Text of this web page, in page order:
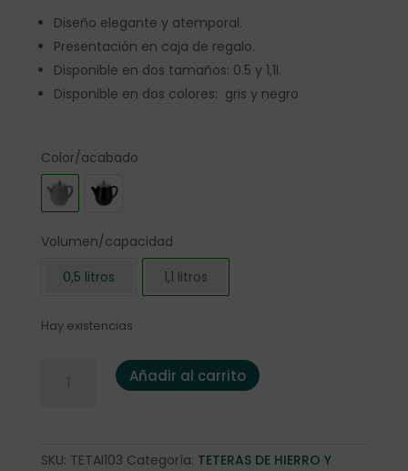
Diseño elegante y atemporal.
Presentación en caja de regalo.
Disponible en dos tamaños: 0.5 y 1,1l.
Disponible en dos colores: gris y negro
Color/acabado
Volumen/capacidad
0,5 litros
1,1 litros
Hay existencias
Tetera Bredemeijer "Eva" 1,1l. acero inox doble pared
Añadir al carrito
SKU: TETAI103 Categoría: TETERAS DE HIERRO Y